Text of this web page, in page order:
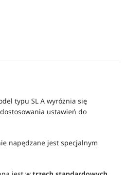
typu SL A wyróżnia się
ustawień do
napędzane jest specjalnym